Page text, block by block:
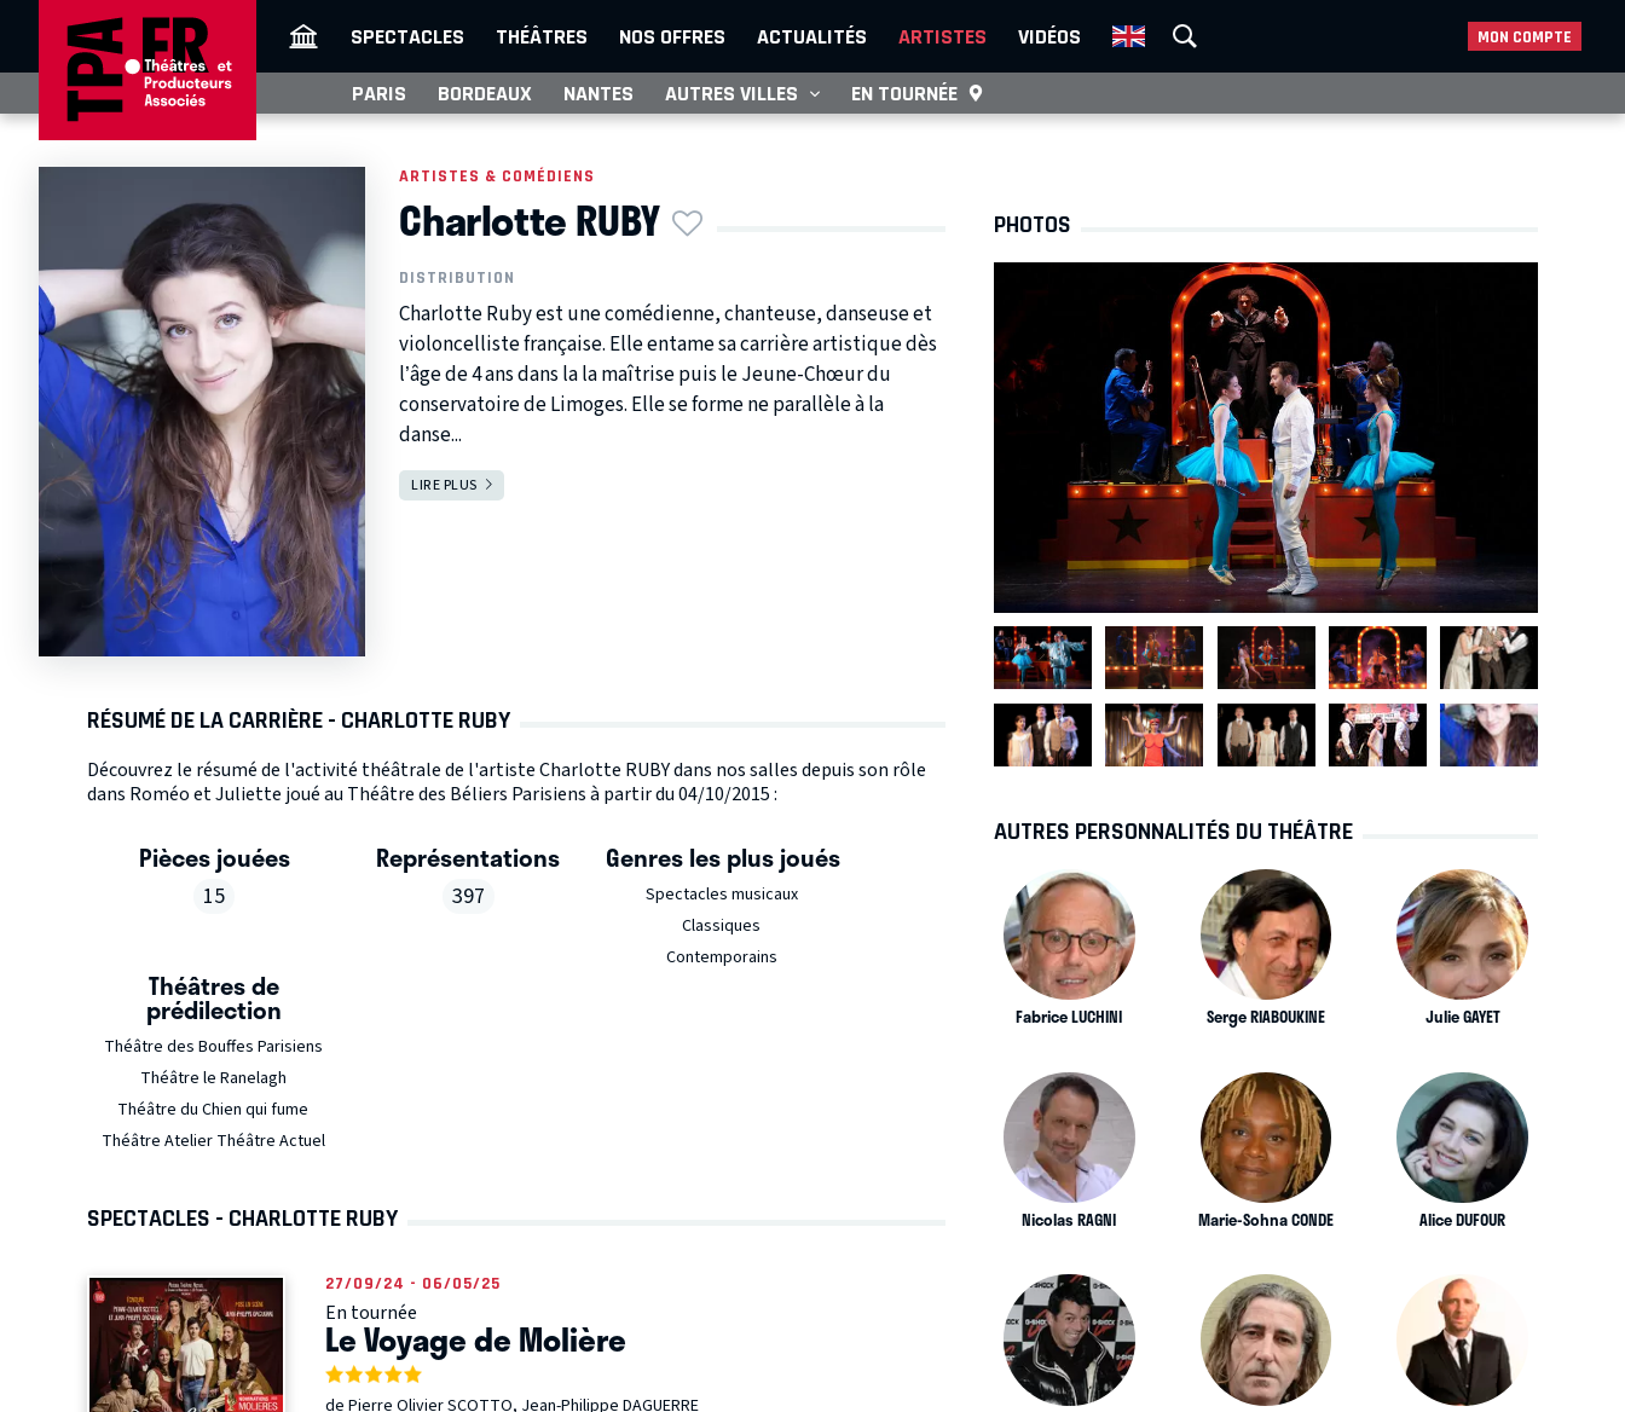
SPECTACLES THÉÂTRES NOS OFFRES ACTUALITÉS ARTISTES VIDÉOS MON COMPTE
PARIS BORDEAUX NANTES AUTRES VILLES EN TOURNÉE
ARTISTES & COMÉDIENS
Charlotte RUBY
DISTRIBUTION
Charlotte Ruby est une comédienne, chanteuse, danseuse et
violoncelliste française. Elle entame sa carrière artistique dès
l’âge de 4 ans dans la la maîtrise puis le Jeune-Chœur du
conservatoire de Limoges. Elle se forme ne parallèle à la
danse...
LIRE PLUS
RÉSUMÉ DE LA CARRIÈRE - CHARLOTTE RUBY
Découvrez le résumé de l'activité théâtrale de l'artiste Charlotte RUBY dans nos salles depuis son rôle
dans Roméo et Juliette joué au Théâtre des Béliers Parisiens à partir du 04/10/2015 :
Pièces jouées
15
Représentations
397
Genres les plus joués
Spectacles musicaux
Classiques
Contemporains
Théâtres de
prédilection
Théâtre des Bouffes Parisiens
Théâtre le Ranelagh
Théâtre du Chien qui fume
Théâtre Atelier Théâtre Actuel
SPECTACLES - CHARLOTTE RUBY
27/09/24 - 06/05/25
En tournée
Le Voyage de Molière
de Pierre Olivier SCOTTO, Jean-Philippe DAGUERRE
PHOTOS
AUTRES PERSONNALITÉS DU THÉÂTRE
Fabrice LUCHINI Serge RIABOUKINE Julie GAYET
Nicolas RAGNI Marie-Sohna CONDE Alice DUFOUR